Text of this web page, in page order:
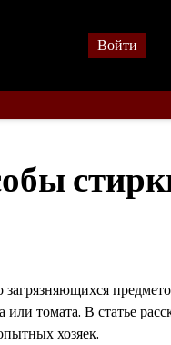
Войти
томата. В статье
хозяек.